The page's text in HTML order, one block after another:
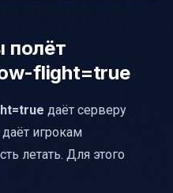
полёт
flight=true
даёт серверу
игрокам
летать. Для этого